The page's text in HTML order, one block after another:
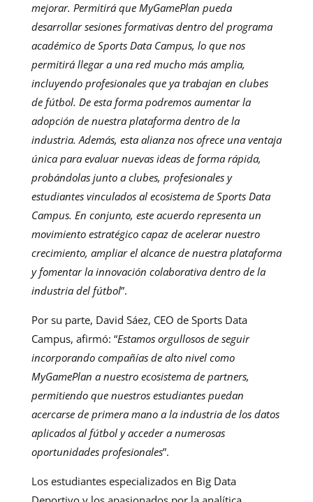
mejorar. Permitirá que MyGamePlan pueda
desarrollar sesiones formativas dentro del programa
académico de Sports Data Campus, lo que nos
permitirá llegar a una red mucho más amplia,
incluyendo profesionales que ya trabajan en clubes
de fútbol. De esta forma podremos aumentar la
adopción de nuestra plataforma dentro de la
industria. Además, esta alianza nos ofrece una ventaja
única para evaluar nuevas ideas de forma rápida,
probándolas junto a clubes, profesionales y
estudiantes vinculados al ecosistema de Sports Data
Campus. En conjunto, este acuerdo representa un
movimiento estratégico capaz de acelerar nuestro
crecimiento, ampliar el alcance de nuestra plataforma
y fomentar la innovación colaborativa dentro de la
industria del fútbol”.
Por su parte, David Sáez, CEO de Sports Data
Campus, afirmó: “Estamos orgullosos de seguir
incorporando compañías de alto nivel como
MyGamePlan a nuestro ecosistema de partners,
permitiendo que nuestros estudiantes puedan
acercarse de primera mano a la industria de los datos
aplicados al fútbol y acceder a numerosas
oportunidades profesionales”.
Los estudiantes especializados en Big Data